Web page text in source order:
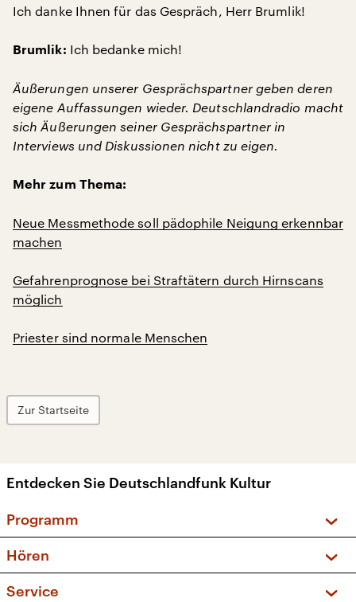
Ich danke Ihnen für das Gespräch, Herr Brumlik!
Brumlik: Ich bedanke mich!
Äußerungen unserer Gesprächspartner geben deren
eigene Auffassungen wieder. Deutschlandradio macht
sich Äußerungen seiner Gesprächspartner in
Interviews und Diskussionen nicht zu eigen.
Mehr zum Thema:
Neue Messmethode soll pädophile Neigung erkennbar
machen
Gefahrenprognose bei Straftätern durch Hirnscans
möglich
Priester sind normale Menschen
Zur Startseite
Entdecken Sie Deutschlandfunk Kultur
Programm
Sendungen und Podcasts
Hören
Service